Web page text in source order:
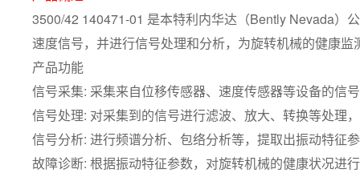
3500/42 140471-01 是本特利内华达（Bently Nevada）
速度信号，并进行信号处理和分析，为旋转机械的健康监
产品功能
信号采集: 采集来自位移传感器、速度传感器等设备的信
信号处理: 对采集到的信号进行滤波、放大、转换等处理
信号分析: 进行频谱分析、包络分析等，提取出振动特征
故障诊断: 根据振动特征参数，对旋转机械的健康状况进